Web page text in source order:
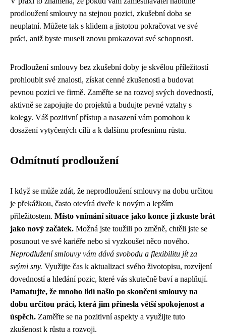
prodloužení smlouvy na stejnou pozici, zkušební doba se
neuplatní. Můžete tak s klidem a jistotou pokračovat ve své
práci, aniž byste museli znovu prokazovat své schopnosti.
Prodloužení smlouvy bez zkušební doby je skvělou příležitostí
prohloubit své znalosti, získat cenné zkušenosti a budovat
pevnou pozici ve firmě. Zaměřte se na rozvoj svých dovedností,
aktivně se zapojujte do projektů a budujte pevné vztahy s
kolegy. Váš pozitivní přístup a nasazení vám pomohou k
dosažení vytyčených cílů a k dalšímu profesnímu růstu.
Odmítnutí prodloužení
I když se může zdát, že neprodloužení smlouvy na dobu určitou
je překážkou, často otevírá dveře k novým a lepším
příležitostem. Místo vnímání situace jako konce ji zkuste brát
jako nový začátek. Možná jste toužili po změně, chtěli jste se
posunout ve své kariéře nebo si vyzkoušet něco nového.
Neprodlužení smlouvy vám dává svobodu a flexibilitu jít za
svými sny. Využijte čas k aktualizaci svého životopisu, rozvíjení
dovedností a hledání pozic, které vás skutečně baví a naplňují.
Pamatujte, že mnoho lidí našlo po skončení smlouvy na
dobu určitou práci, která jim přinesla větší spokojenost a
úspěch. Zaměřte se na pozitivní aspekty a využijte tuto
zkušenost k růstu a rozvoji.